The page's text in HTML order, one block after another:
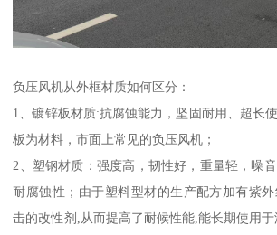
负压风机从外框材质如何区分：
1、镀锌板材质:抗腐蚀能力，坚固耐用、超长
板为材料，市面上常见的负压风机；
2、塑钢材质：强度高，韧性好，重量轻，噪
耐腐蚀性；由于塑料型材的生产配方加有紫
击的改性剂,从而提高了耐候性能,能长期使用